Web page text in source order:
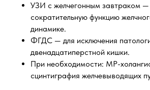
УЗИ с желчегонным завтраком —
сократительную функцию
динамике.
ФГДС — для исключения
двенадцатиперстной кишки.
При необходимости: МР-
сцинтиграфия желчевыводящих